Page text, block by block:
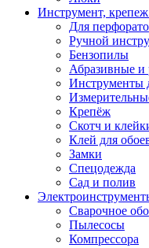
Инструмент,
Для
Ручной
Бензопилы
Абразивные
Инструменты
Крепёж
Скотч и
Клей для
Замки
Спецодежда
Сад и полив
Сварочное
Пылесосы
Компрессора